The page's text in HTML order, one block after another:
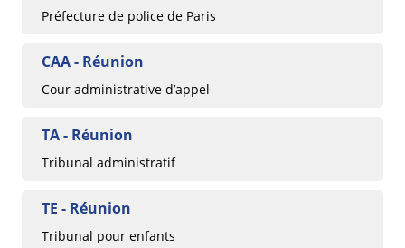
Préfecture de police de Paris
CAA - Réunion
Cour administrative d’appel
TA - Réunion
Tribunal administratif
TE - Réunion
Tribunal pour enfants